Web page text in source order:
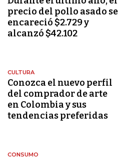
precio del pollo asado se
encareció $2.729 y
alcanzó $42.102
CULTURA
Conozca el nuevo perfil
del comprador de arte
en Colombia y sus
tendencias preferidas
CONSUMO